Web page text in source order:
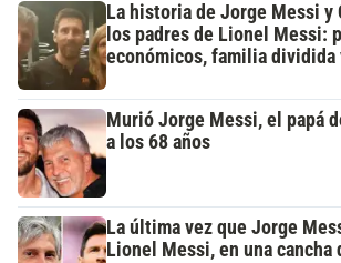
La historia de Jorge Messi
los padres de Lionel Messi:
económicos, familia
Murió Jorge Messi, el papá
a los 68 años
La última vez que Jorge
Lionel Messi, en una cancha